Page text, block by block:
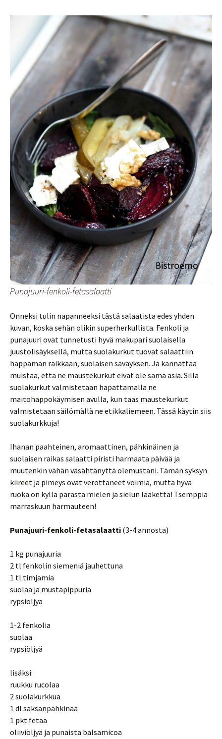
Punajuuri-fenkoli-fetasalaatti
Onneksi tulin napanneeksi tästä salaatista edes yhden
kuvan, koska sehän olikin superherkullista. Fenkoli ja
punajuuri ovat tunnetusti hyvä makupari suolaisella
juustolisäyksellä, mutta suolakurkut tuovat salaattiin
happaman raikkaan, suolaisen säväyksen. Ja kannattaa
muistaa, että ne maustekurkut eivät ole sama asia. Sillä
suolakurkut valmistetaan hapattamalla ne
maitohappokäymisen avulla, kun taas maustekurkut
valmistetaan säilömällä ne etikkaliemeen. Tässä käytin siis
suolakurkkuja!
Ihanan paahteinen, aromaattinen, pähkinäinen ja
suolaisen raikas salaatti piristi harmaata päivää ja
muutenkin vähän väsähtänyttä olemustani. Tämän syksyn
kiireet ja pimeys ovat verottaneet voimia, mutta hyvä
ruoka on kyllä parasta mielen ja sielun lääkettä! Tsemppiä
marraskuun harmauteen!
Punajuuri-fenkoli-fetasalaatti (3-4 annosta)
1 kg punajuuria
2 tl fenkolin siemeniä jauhettuna
1 tl timjamia
suolaa ja mustapippuria
rypsiöljyä
1-2 fenkolia
suolaa
rypsiöljyä
lisäksi:
ruukku rucolaa
2 suolakurkkua
1 dl saksanpähkinää
1 pkt fetaa
oliiviöljyä ja punaista balsamicoa